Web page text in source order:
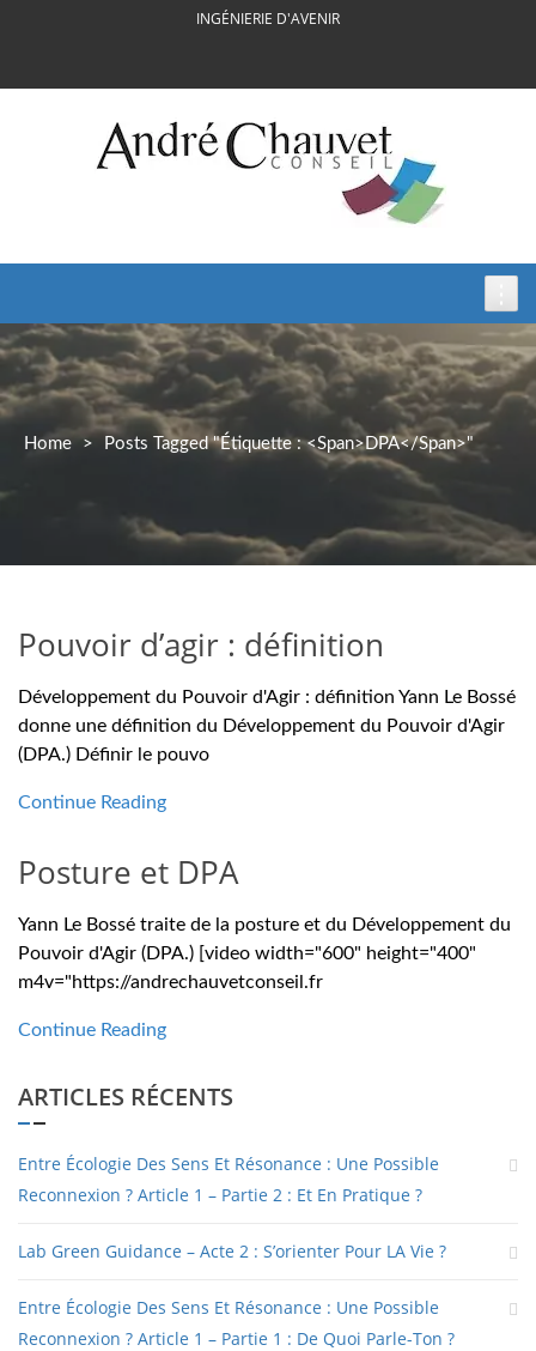
INGÉNIERIE D'AVENIR
Home > Posts Tagged "Étiquette : <span>DPA</span>"
Pouvoir d’agir : définition
Développement du Pouvoir d'Agir : définition Yann Le Bossé
donne une définition du Développement du Pouvoir d'Agir
(DPA.) Définir le pouvo
Continue Reading
Posture et DPA
Yann Le Bossé traite de la posture et du Développement du
Pouvoir d'Agir (DPA.) [video width="600" height="400"
m4v="https://andrechauvetconseil.fr
Continue Reading
ARTICLES RÉCENTS
Entre Écologie Des Sens Et Résonance : Une Possible
Reconnexion ? Article 1 – Partie 2 : Et En Pratique ?
Lab Green Guidance – Acte 2 : S’orienter Pour LA Vie ?
Entre Écologie Des Sens Et Résonance : Une Possible
Reconnexion ? Article 1 – Partie 1 : De Quoi Parle-Ton ?